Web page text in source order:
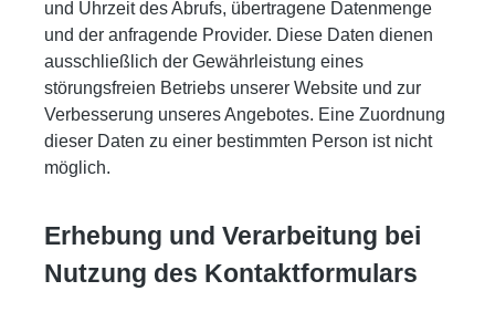
und Uhrzeit des Abrufs, übertragene Datenmenge
und der anfragende Provider. Diese Daten dienen
ausschließlich der Gewährleistung eines
störungsfreien Betriebs unserer Website und zur
Verbesserung unseres Angebotes. Eine Zuordnung
dieser Daten zu einer bestimmten Person ist nicht
möglich.
Erhebung und Verarbeitung bei
Nutzung des Kontaktformulars